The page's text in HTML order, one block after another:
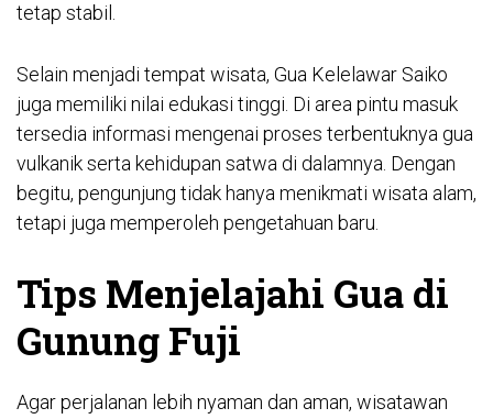
tetap stabil.
Selain menjadi tempat wisata, Gua Kelelawar Saiko
juga memiliki nilai edukasi tinggi. Di area pintu masuk
tersedia informasi mengenai proses terbentuknya gua
vulkanik serta kehidupan satwa di dalamnya. Dengan
begitu, pengunjung tidak hanya menikmati wisata alam,
tetapi juga memperoleh pengetahuan baru.
Tips Menjelajahi Gua di
Gunung Fuji
Agar perjalanan lebih nyaman dan aman, wisatawan